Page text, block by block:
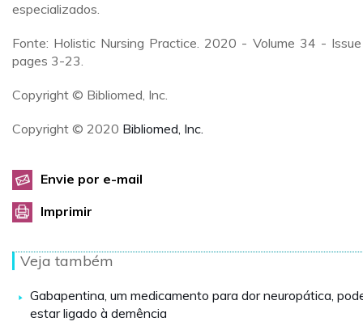
especializados.
Fonte: Holistic Nursing Practice. 2020 - Volume 34 -
pages 3-23.
Copyright © Bibliomed, Inc.
Copyright © 2020 Bibliomed, Inc.
Envie por e-mail
Imprimir
Veja também
Gabapentina, um medicamento para dor neuropática,
estar ligado à demência